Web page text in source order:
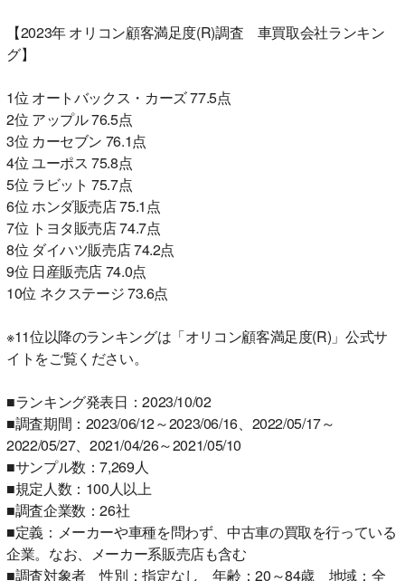
【2023年 オリコン顧客満足度(R)調査 車買取会社ランキン
グ】
1位 オートバックス・カーズ 77.5点
2位 アップル 76.5点
3位 カーセブン 76.1点
4位 ユーポス 75.8点
5位 ラビット 75.7点
6位 ホンダ販売店 75.1点
7位 トヨタ販売店 74.7点
8位 ダイハツ販売店 74.2点
9位 日産販売店 74.0点
10位 ネクステージ 73.6点
※11位以降のランキングは「オリコン顧客満足度(R)」公式サ
イトをご覧ください。
■ランキング発表日：2023/10/02
■調査期間：2023/06/12～2023/06/16、2022/05/17～
2022/05/27、2021/04/26～2021/05/10
■サンプル数：7,269人
■規定人数：100人以上
■調査企業数：26社
■定義：メーカーや車種を問わず、中古車の買取を行っている
企業。なお、メーカー系販売店も含む
■調査対象者 性別：指定なし 年齢：20～84歳 地域：全